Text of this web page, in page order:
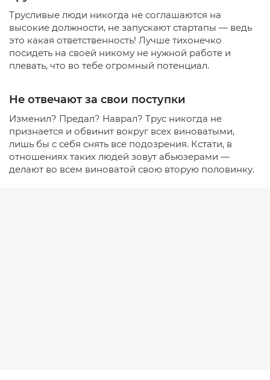
Трусливые люди никогда не соглашаются на
высокие должности, не запускают стартапы — ведь
это какая ответственность! Лучше тихонечко
посидеть на своей никому не нужной работе и
плевать, что во тебе огромный потенциал.
Не отвечают за свои поступки
Изменил? Предал? Наврал? Трус никогда не
признается и обвинит вокруг всех виноватыми,
лишь бы с себя снять все подозрения. Кстати, в
отношениях таких людей зовут абьюзерами —
делают во всем виноватой свою вторую половинку.